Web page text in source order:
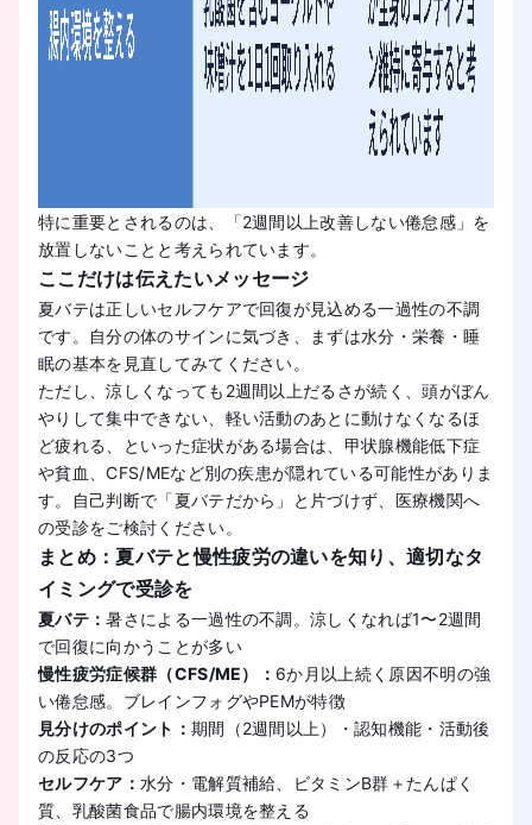
特に重要とされるのは、「2週間以上改善しない倦怠感」を
放置しないことと考えられています。
ここだけは伝えたいメッセージ
夏バテは正しいセルフケアで回復が見込める一過性の不調
です。自分の体のサインに気づき、まずは水分・栄養・睡
眠の基本を見直してみてください。
ただし、涼しくなっても2週間以上だるさが続く、頭がぼん
やりして集中できない、軽い活動のあとに動けなくなるほ
ど疲れる、といった症状がある場合は、甲状腺機能低下症
や貧血、CFS/MEなど別の疾患が隠れている可能性がありま
す。自己判断で「夏バテだから」と片づけず、医療機関へ
の受診をご検討ください。
まとめ：夏バテと慢性疲労の違いを知り、適切なタ
イミングで受診を
夏バテ：暑さによる一過性の不調。涼しくなれば1〜2週間
で回復に向かうことが多い
慢性疲労症候群（CFS/ME）： 6か月以上続く原因不明の強
い倦怠感。ブレインフォグやPEMが特徴
見分けのポイント： 期間（2週間以上）・認知機能・活動後
の反応の3つ
セルフケア： 水分・電解質補給、ビタミンB群＋たんぱく
質、乳酸菌食品で腸内環境を整える